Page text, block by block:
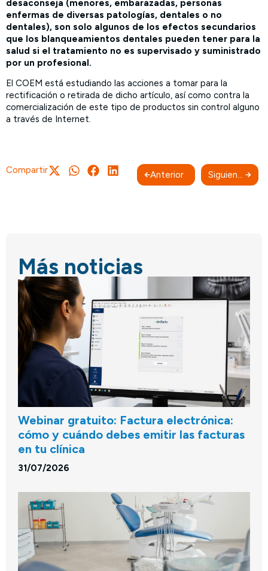
desaconseja (menores, embarazadas, personas
enfermas de diversas patologías, dentales o no
dentales), son solo algunos de los efectos secundarios
que los blanqueamientos dentales pueden tener para la
salud si el tratamiento no es supervisado y suministrado
por un profesional.
El COEM está estudiando las acciones a tomar para la
rectificación o retirada de dicho artículo, así como contra la
comercialización de este tipo de productos sin control alguno
a través de Internet.
Compartir Anterior
Más noticias
Webinar gratuito: Factura electrónica:
cómo y cuándo debes emitir las facturas
en tu clínica
31/07/2026